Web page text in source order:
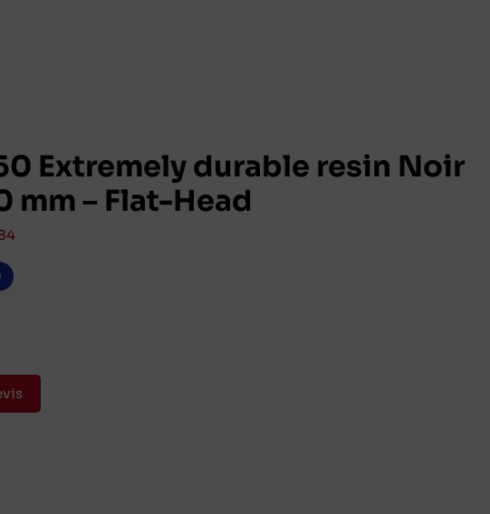
Extremely durable resin Noir
mm – Flat-Head